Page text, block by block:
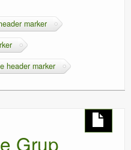
marker
header marker
Grup